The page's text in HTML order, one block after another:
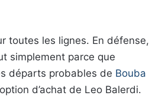
toutes les lignes. En défense,
simplement parce que
départs probables de Bouba
d’achat de Leo Balerdi.